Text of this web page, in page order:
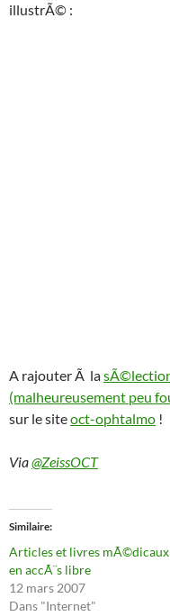
illustrÃ© :
A rajouter Ã la
(malheureusement peu
sur le siteoct-ophtalmo !
Via@ZeissOCT
Similaire
Articles et livres mÃ©dicaux
en accÃ¨s libre
12 mars 2007
Dans "Internet"